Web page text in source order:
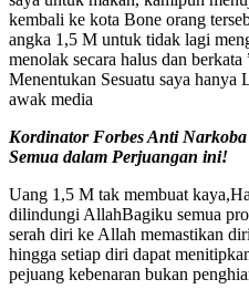
kembali ke kota Bone orang
angka 1,5 M untuk tidak lagi
menolak secara halus dan
Menentukan Sesuatu saya hanya
awak media
Kordinator Forbes Anti
Semua dalam Perjuangan ini!
Uang 1,5 M tak membuat
dilindungi AllahBagiku semua
serah diri ke Allah memastikan
hingga setiap diri dapat
pejuang kebenaran bukan